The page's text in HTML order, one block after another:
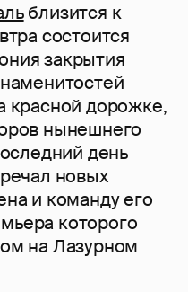
близится к
состоится
закрытия
красной дорожке,
нынешнего
день
новых
и команду его
которого
на Лазурном